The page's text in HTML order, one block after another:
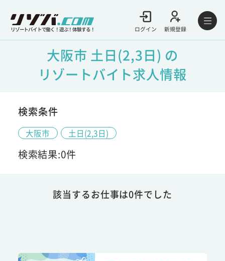
リゾートバイトで働く！遊ぶ！体験する！ ログイン 新規登録
大阪市 土日(2,3日) の
リゾートバイト求人情報
検索条件
大阪市 土日(2,3日)
検索結果:0件
該当するお仕事は0件でした